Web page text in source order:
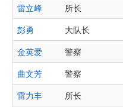
雷立峰
所长
彭勇
大队长
金英爱
警察
曲文芳
警察
雷力丰
所长